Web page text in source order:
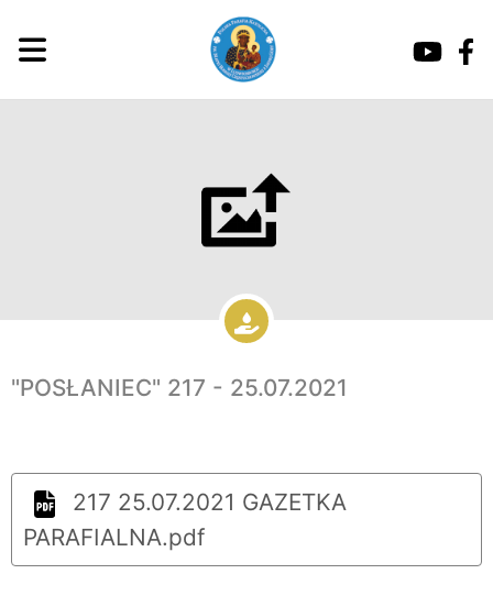
"POSŁANIEC" 217 - 25.07.2021
217 25.07.2021 GAZETKA
PARAFIALNA.pdf